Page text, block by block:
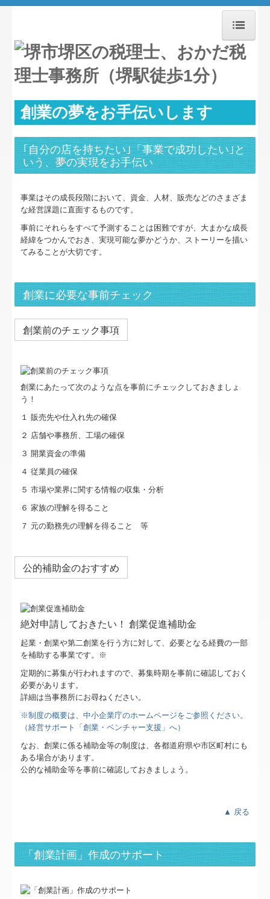
ホーム
お知らせ
事務所紹介
経営理念
職員紹介
業務案内
セミナー案内
お問合せ
FX4クラウド
補助金・助成金・融資情報
経営者お役立ち情報
社会福祉法人会計Q&A
経営改善計画の策定支援
経営改善オンデマンド講座
医療経営【新規開業ガイド】
個人情報保護方針
創業の夢をお手伝いします
｢自分の店を持ちたい｣「事業で成功したい｣と
いう、夢の実現をお手伝い
事業はその成長段階において、資金、人材、販売などのさまざま
な経営課題に直面するものです。
事前にそれらをすべて予測することは困難ですが、大まかな成長
経緯をつかんでおき、実現可能な夢かどうか、ストーリーを描い
てみることが大切です。
創業に必要な事前チェック
創業前のチェック事項
創業にあたって次のような点を事前にチェックしておきましょ
う！
１ 販売先や仕入れ先の確保
２ 店舗や事務所、工場の確保
３ 開業資金の準備
４ 従業員の確保
５ 市場や業界に関する情報の収集・分析
６ 家族の理解を得ること
７ 元の勤務先の理解を得ること 等
公的補助金のおすすめ
絶対申請しておきたい！ 創業促進補助金
起業・創業や第二創業を行う方に対して、必要となる経費の一部
を補助する事業です。※
定期的に募集が行われますので、募集時期を事前に確認しておく
必要があります。
詳細は当事務所にお尋ねください。
※制度の概要は、中小企業庁のホームページをご参照ください。
（経営サポート「創業・ベンチャー支援」へ）
なお、創業に係る補助金等の制度は、各都道府県や市区町村にも
ある場合があります。
公的な補助金等を事前に確認しておきましょう。
▲ 戻る
「創業計画」作成のサポート